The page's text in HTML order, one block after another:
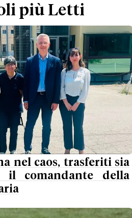
più Letti
nel caos, trasferiti sia
comandante della